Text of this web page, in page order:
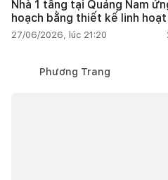
Nhà 1 tầng tại Quảng Nam
hoạch bằng thiết kế linh
27/06/2026, lúc 21:20
Phương Trang